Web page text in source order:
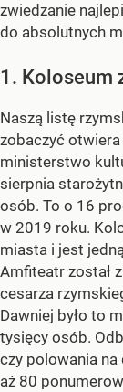
zwiedzanie
do absolutnych
1. Koloseum
Naszą listę
zobaczyć
ministerstwo
sierpnia
osób. To o 16
w 2019 roku.
miasta i jest
Amfiteatr został
cesarza
Dawniej było to
tysięcy osób.
czy polowania na
aż 80